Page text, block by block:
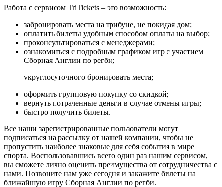
Работа с сервисом TriTickets – это возможность:
забронировать места на трибуне, не покидая дом;
оплатить билеты удобным способом оплаты на выбор;
проконсультироваться с менеджерами;
ознакомиться с подробным графиком игр с участием
Сборная Англии по регби;
vкруглосуточного бронировать места;
оформить групповую покупку со скидкой;
вернуть потраченные деньги в случае отмены игры;
быстро получить билеты.
Все наши зарегистрированные пользователи могут
подписаться на рассылку от нашей компании, чтобы не
пропустить наиболее знаковые для себя события в мире
спорта. Воспользовавшись всего один раз нашим сервисом,
вы сможете лично оценить преимущества от сотрудничества с
нами. Позвоните нам уже сегодня и закажите билеты на
ближайшую игру Сборная Англии по регби.